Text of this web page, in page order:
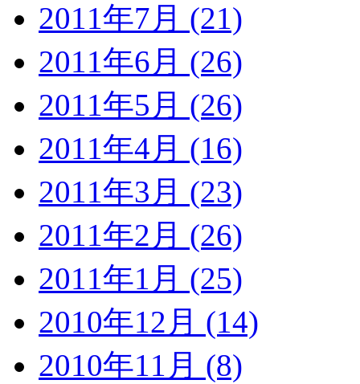
2011年7月 (21)
2011年6月 (26)
2011年5月 (26)
2011年4月 (16)
2011年3月 (23)
2011年2月 (26)
2011年1月 (25)
2010年12月 (14)
2010年11月 (8)